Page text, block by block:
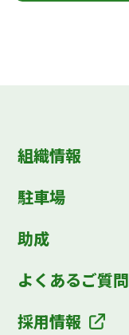
組織情報
駐車場
助成
よくあるご質問
採用情報